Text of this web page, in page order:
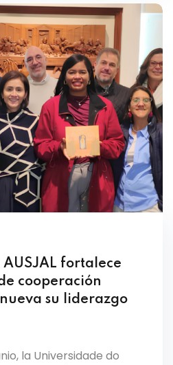
AUSJAL fortalece
cooperación
su liderazgo
la Universidade do